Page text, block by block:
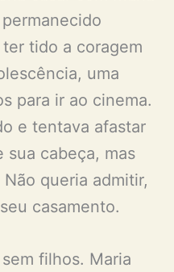
tido a coragem
uma
para ir ao cinema.
e tentava afastar
sua cabeça, mas
queria admitir,
casamento.
filhos. Maria